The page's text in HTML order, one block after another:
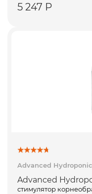
5 247 Р
Advanced
Advanced
стимулятор